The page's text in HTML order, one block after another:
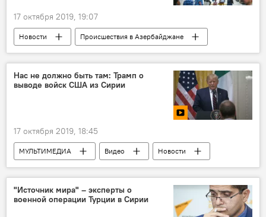
17 октября 2019, 19:07
Новости
Происшествия в Азербайджане
Азербайджан
ЖИЗНЬ
Экономика
ультиматум
Нас не должно быть там: Трамп о
выводе войск США из Сирии
17 октября 2019, 18:45
МУЛЬТИМЕДИА Видео
Новости
Политика
Новости мира
"Источник мира" – эксперты о
военной операции Турции в Сирии